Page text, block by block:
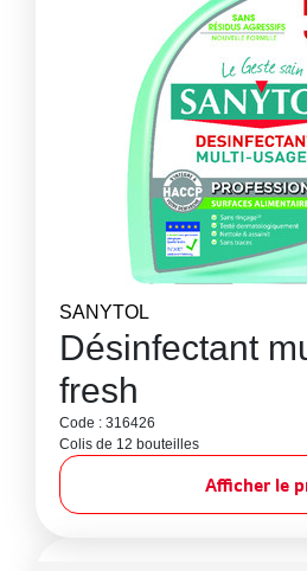
SANYTOL
Désinfectant
fresh
Code : 316426
Colis de 12 bouteilles
Afficher le